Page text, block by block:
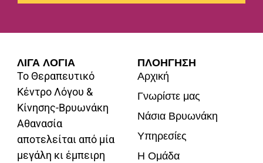
ΛΙΓΑ ΛΟΓΙΑ
Το Θεραπευτικό
Κέντρο Λόγου &
Κίνησης-Βρυωνάκη
Αθανασία
αποτελείται από μία
μεγάλη κι έμπειρη
ΠΛΟΗΓΗΣΗ
Αρχική
Γνωρίστε μας
Νάσια Βρυωνάκη
Υπηρεσίες
Η Ομάδα